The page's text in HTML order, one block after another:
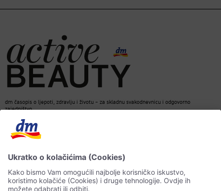
dm časopis o ljepoti, zdravlju i životu – za skladnu svakodnevnicu i odgovorno
zajedništvo.